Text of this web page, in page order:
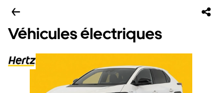
Véhicules électriques